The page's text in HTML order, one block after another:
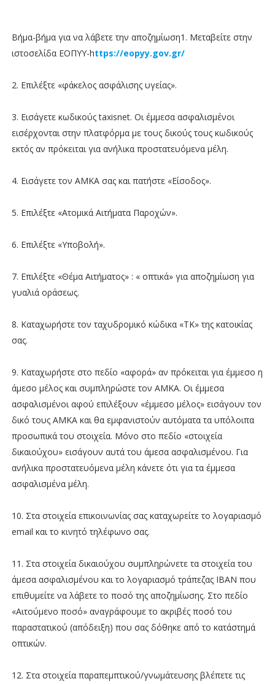
Βήμα-βήμα για να λάβετε την αποζημίωση1. Μεταβείτε στην
ιστοσελίδα ΕΟΠΥΥ-https://eopyy.gov.gr/
2. Επιλέξτε «φάκελος ασφάλισης υγείας».
3. Εισάγετε κωδικούς taxisnet. Οι έμμεσα ασφαλισμένοι
εισέρχονται στην πλατφόρμα με τους δικούς τους κωδικούς
εκτός αν πρόκειται για ανήλικα προστατευόμενα μέλη.
4. Εισάγετε τον ΑΜΚΑ σας και πατήστε «Είσοδος».
5. Επιλέξτε «Ατομικά Αιτήματα Παροχών».
6. Επιλέξτε «Υποβολή».
7. Επιλέξτε «Θέμα Αιτήματος» : « οπτικά» για αποζημίωση για
γυαλιά οράσεως.
8. Καταχωρήστε τον ταχυδρομικό κώδικα «ΤΚ» της κατοικίας
σας.
9. Καταχωρήστε στο πεδίο «αφορά» αν πρόκειται για έμμεσο η
άμεσο μέλος και συμπληρώστε τον ΑΜΚΑ. Οι έμμεσα
ασφαλισμένοι αφού επιλέξουν «έμμεσο μέλος» εισάγουν τον
δικό τους ΑΜΚΑ και θα εμφανιστούν αυτόματα τα υπόλοιπα
προσωπικά του στοιχεία. Μόνο στο πεδίο «στοιχεία
δικαιούχου» εισάγουν αυτά του άμεσα ασφαλισμένου. Για
ανήλικα προστατευόμενα μέλη κάνετε ότι για τα έμμεσα
ασφαλισμένα μέλη.
10. Στα στοιχεία επικοινωνίας σας καταχωρείτε το λογαριασμό
email και το κινητό τηλέφωνο σας.
11. Στα στοιχεία δικαιούχου συμπληρώνετε τα στοιχεία του
άμεσα ασφαλισμένου και το λογαριασμό τράπεζας ΙΒΑΝ που
επιθυμείτε να λάβετε το ποσό της αποζημίωσης. Στο πεδίο
«Αιτούμενο ποσό» αναγράφουμε το ακριβές ποσό του
παραστατικού (απόδειξη) που σας δόθηκε από το κατάστημά
οπτικών.
12. Στα στοιχεία παραπεμπτικού/γνωμάτευσης βλέπετε τις